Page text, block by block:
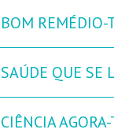
BOM REMÉDIO-
SAÚDE QUE SE
CIÊNCIA